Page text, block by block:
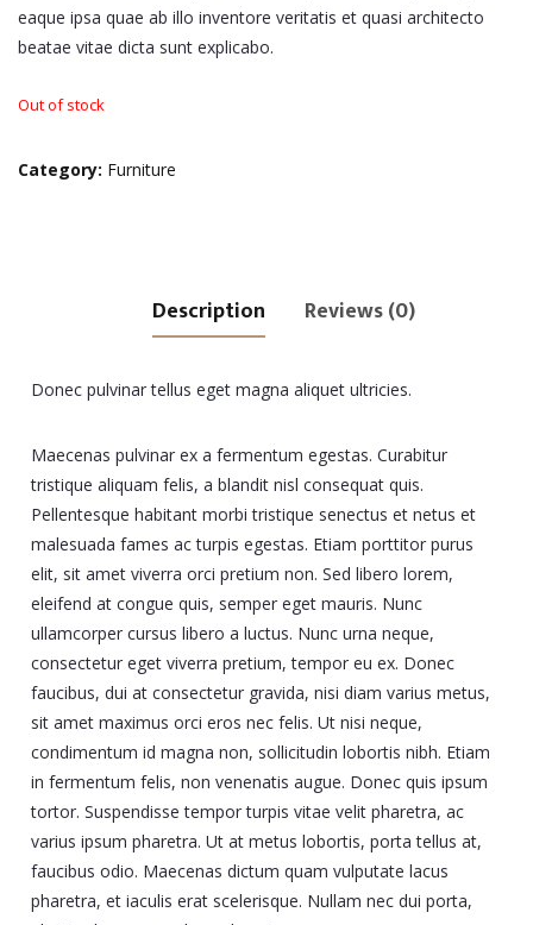
eaque ipsa quae ab illo inventore veritatis et quasi architecto
beatae vitae dicta sunt explicabo.
Out of stock
Category: Furniture
Description Reviews (0)
Donec pulvinar tellus eget magna aliquet ultricies.
Maecenas pulvinar ex a fermentum egestas. Curabitur
tristique aliquam felis, a blandit nisl consequat quis.
Pellentesque habitant morbi tristique senectus et netus et
malesuada fames ac turpis egestas. Etiam porttitor purus
elit, sit amet viverra orci pretium non. Sed libero lorem,
eleifend at congue quis, semper eget mauris. Nunc
ullamcorper cursus libero a luctus. Nunc urna neque,
consectetur eget viverra pretium, tempor eu ex. Donec
faucibus, dui at consectetur gravida, nisi diam varius metus,
sit amet maximus orci eros nec felis. Ut nisi neque,
condimentum id magna non, sollicitudin lobortis nibh. Etiam
in fermentum felis, non venenatis augue. Donec quis ipsum
tortor. Suspendisse tempor turpis vitae velit pharetra, ac
varius ipsum pharetra. Ut at metus lobortis, porta tellus at,
faucibus odio. Maecenas dictum quam vulputate lacus
pharetra, et iaculis erat scelerisque. Nullam nec dui porta,